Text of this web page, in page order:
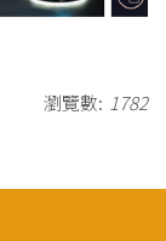
瀏覽數: 1782